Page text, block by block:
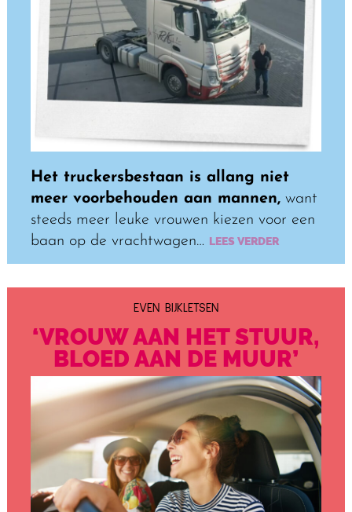
Het truckersbestaan is allang niet
meer voorbehouden aan mannen,want
steeds meer leuke vrouwen kiezen voor een
baan op de vrachtwagen… LEES VERDER
EVEN BIJKLETSEN
‘VROUW AAN HET STUUR,
BLOED AAN DE MUUR’